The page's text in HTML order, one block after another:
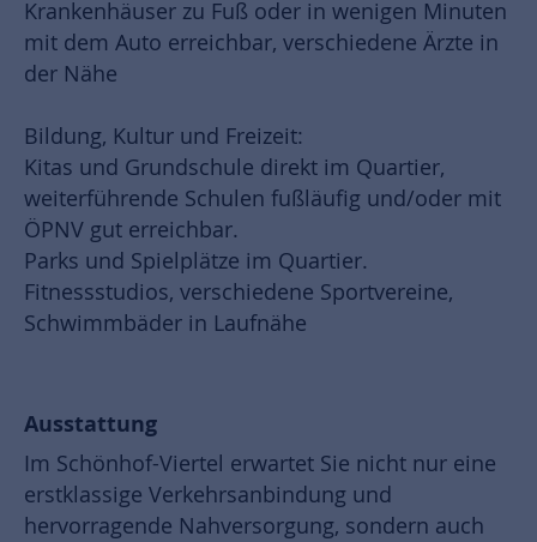
Krankenhäuser zu Fuß oder in wenigen Minuten
mit dem Auto erreichbar, verschiedene Ärzte in
der Nähe
Bildung, Kultur und Freizeit:
Kitas und Grundschule direkt im Quartier,
weiterführende Schulen fußläufig und/oder mit
ÖPNV gut erreichbar.
Parks und Spielplätze im Quartier.
Fitnessstudios, verschiedene Sportvereine,
Schwimmbäder in Laufnähe
Ausstattung
Im Schönhof-Viertel erwartet Sie nicht nur eine
erstklassige Verkehrsanbindung und
hervorragende Nahversorgung, sondern auch